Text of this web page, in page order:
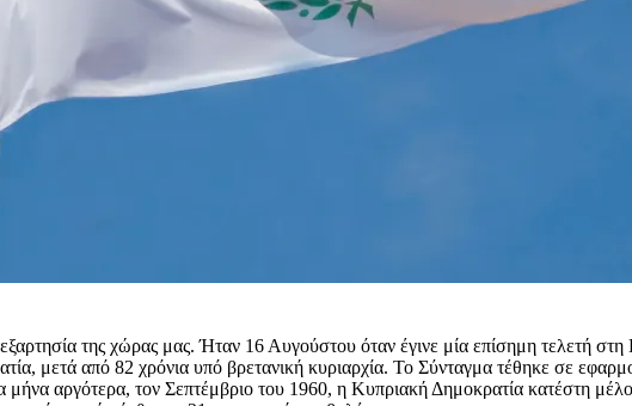
της χώρας μας. Ήταν 16 Αυγούστου όταν έγινε μία επίσημη τελετή
μετά από 82 χρόνια υπό βρετανική κυριαρχία. Το Σύνταγμα τέθηκε σε
μήνα αργότερα, τον Σεπτέμβριο του 1960, η Κυπριακή Δημοκρατία κατέστη